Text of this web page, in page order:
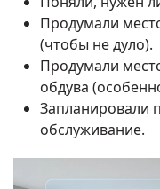
Продумали
(чтобы не дуло).
Продумали
обдува
Запланировали
обслуживание.